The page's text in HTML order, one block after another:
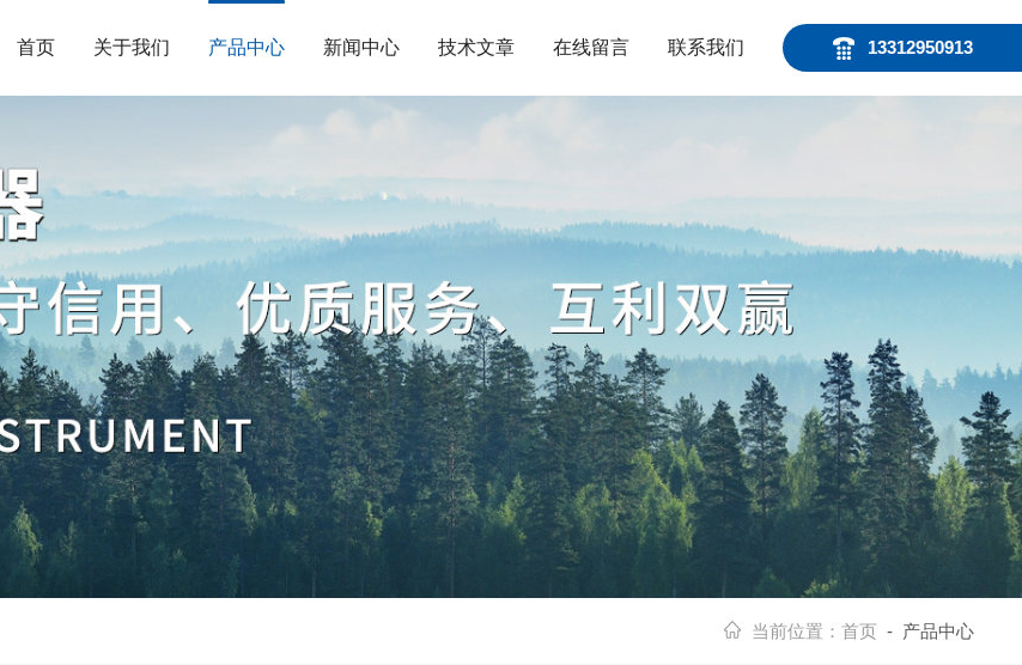
13312950913
首页 关于我们 产品中心 新闻中心 技术文章 在线留言 联系我们
当前位置： 首页 - 产品中心